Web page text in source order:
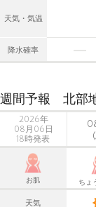
天気・気温
降水確率
週間予報 北部
2026年
08月06日
18時発表
お肌 ちょ
天気